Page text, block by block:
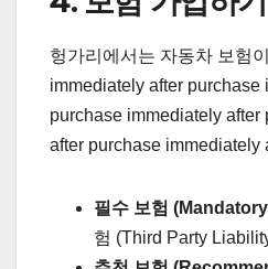
헝가리에서는 자동차 보험
immediately after purchase
purchase immediately
after purchase immediately
필수 보험
험 (Third Party